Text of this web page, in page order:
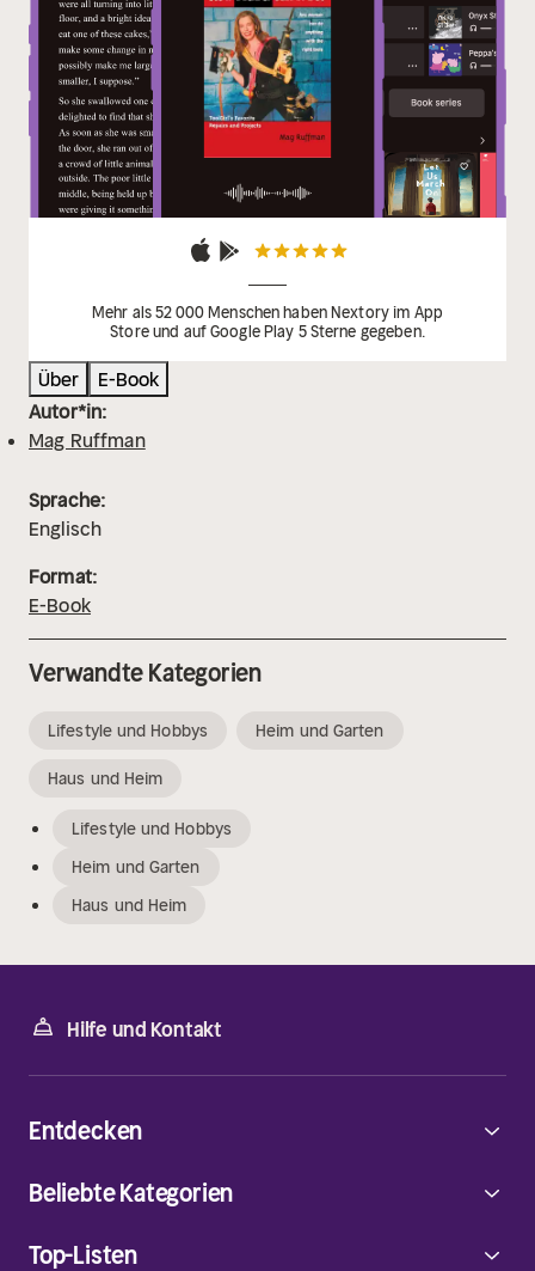
Mehr als 52 000 Menschen haben Nextory im App
Store und auf Google Play 5 Sterne gegeben.
Über
E-Book
Autor*in:
Mag Ruffman
Sprache:
Englisch
Format:
E-Book
Verwandte Kategorien
Lifestyle und Hobbys Heim und Garten
Haus und Heim
Lifestyle und Hobbys
Heim und Garten
Haus und Heim
Hilfe und Kontakt
Entdecken
Beliebte Kategorien
Top-Listen